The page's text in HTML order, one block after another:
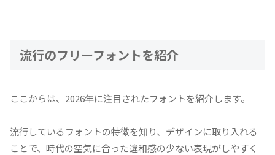
流行のフリーフォントを紹介
ここからは、2026年に注目されたフォントを紹介します。
流行しているフォントの特徴を知り、デザインに取り入れる
ことで、時代の空気に合った違和感の少ない表現がしやすく